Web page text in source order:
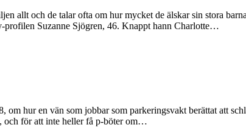
allt och de talar ofta om hur mycket de älskar sin stora
profilen Suzanne Sjögren, 46. Knappt hann Charlotte…
hur en vän som jobbar som parkeringsvakt berättat att
och för att inte heller få p-böter om…